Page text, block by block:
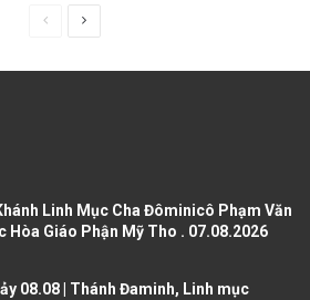
u
s
g
e
Linh Mục Cha Đôminicô Phạm Văn
Hòa Giáo Phận Mỹ Tho . 07.08.2026
08.08 | Thánh Đaminh, Linh mục